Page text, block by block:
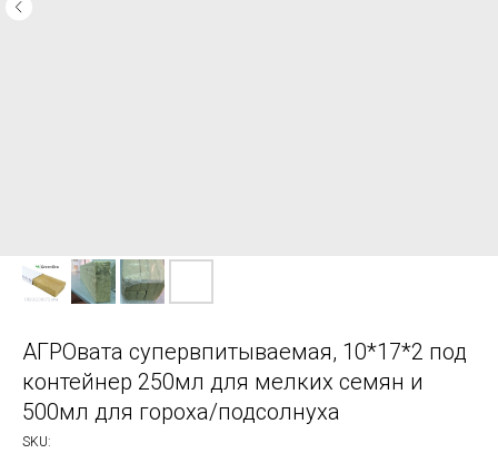
АГРОвата супервпитываемая, 10*17*2 под
контейнер 250мл для мелких семян и
500мл для гороха/подсолнуха
SKU: